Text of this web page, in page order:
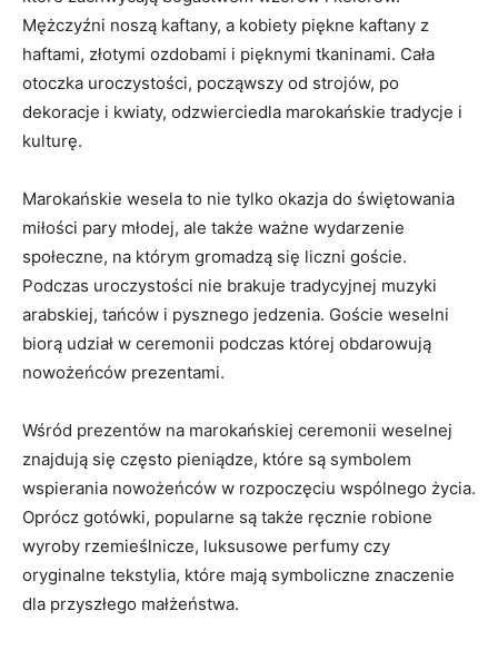
Mężczyźni noszą⁢ kaftany, a kobiety ‍piękne kaftany z
haftami, ⁤złotymi ozdobami i pięknymi tkaninami. Cała
otoczka⁤ uroczystości, począwszy od strojów, po‌
dekoracje i‌ kwiaty, odzwierciedla marokańskie ‍tradycje‍ i
kulturę.
Marokańskie wesela to nie tylko okazja do świętowania
miłości pary młodej, ale ⁤także ważne wydarzenie
społeczne, na ‌którym gromadzą się liczni⁤ goście.
Podczas uroczystości⁤ nie brakuje tradycyjnej muzyki
‌arabskiej, tańców i pysznego jedzenia. ​Goście weselni
biorą udział w ceremonii podczas ‌której obdarowują
nowożeńców prezentami.
Wśród prezentów na marokańskiej ceremonii ⁣weselnej
znajdują się często pieniądze, ‍które ‍są‍ symbolem
wspierania nowożeńców ​w ‍rozpoczęciu​ wspólnego ‌życia.
Oprócz gotówki, ⁣popularne‌ są także ręcznie ⁢robione
wyroby rzemieślnicze,⁣ luksusowe perfumy czy
oryginalne tekstylia, które mają symboliczne ⁢znaczenie
dla przyszłego małżeństwa.